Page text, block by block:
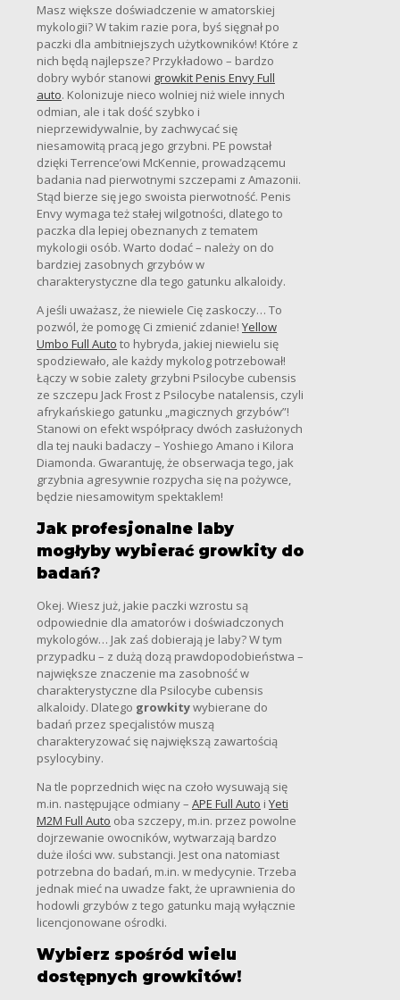
Masz większe doświadczenie w amatorskiej
mykologii? W takim razie pora, byś sięgnał po
paczki dla ambitniejszych użytkowników! Które z
nich będą najlepsze? Przykładowo – bardzo
dobry wybór stanowi growkit Penis Envy Full
auto. Kolonizuje nieco wolniej niż wiele innych
odmian, ale i tak dość szybko i
nieprzewidywalnie, by zachwycać się
niesamowitą pracą jego grzybni. PE powstał
dzięki Terrence’owi McKennie, prowadzącemu
badania nad pierwotnymi szczepami z Amazonii.
Stąd bierze się jego swoista pierwotność. Penis
Envy wymaga też stałej wilgotności, dlatego to
paczka dla lepiej obeznanych z tematem
mykologii osób. Warto dodać – należy on do
bardziej zasobnych grzybów w
charakterystyczne dla tego gatunku alkaloidy.
A jeśli uważasz, że niewiele Cię zaskoczy… To
pozwól, że pomogę Ci zmienić zdanie! Yellow
Umbo Full Auto to hybryda, jakiej niewielu się
spodziewało, ale każdy mykolog potrzebował!
Łączy w sobie zalety grzybni Psilocybe cubensis
ze szczepu Jack Frost z Psilocybe natalensis, czyli
afrykańskiego gatunku „magicznych grzybów”!
Stanowi on efekt współpracy dwóch zasłużonych
dla tej nauki badaczy – Yoshiego Amano i Kilora
Diamonda. Gwarantuję, że obserwacja tego, jak
grzybnia agresywnie rozpycha się na pożywce,
będzie niesamowitym spektaklem!
Jak profesjonalne laby
mogłyby wybierać growkity do
badań?
Okej. Wiesz już, jakie paczki wzrostu są
odpowiednie dla amatorów i doświadczonych
mykologów… Jak zaś dobierają je laby? W tym
przypadku – z dużą dozą prawdopodobieństwa –
największe znaczenie ma zasobność w
charakterystyczne dla Psilocybe cubensis
alkaloidy. Dlatego growkitywybierane do
badań przez specjalistów muszą
charakteryzować się największą zawartością
psylocybiny.
Na tle poprzednich więc na czoło wysuwają się
m.in. następujące odmiany – APE Full Auto i Yeti
M2M Full Auto oba szczepy, m.in. przez powolne
dojrzewanie owocników, wytwarzają bardzo
duże ilości ww. substancji. Jest ona natomiast
potrzebna do badań, m.in. w medycynie. Trzeba
jednak mieć na uwadze fakt, że uprawnienia do
hodowli grzybów z tego gatunku mają wyłącznie
licencjonowane ośrodki.
Wybierz spośród wielu
dostępnych growkitów!